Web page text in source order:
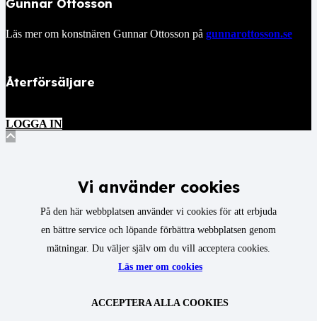
Läs mer om konstnären Gunnar Ottosson på gunnarottosson.se
Återförsäljare
LOGGA IN
Vi använder cookies
På den här webbplatsen använder vi cookies för att erbjuda
en bättre service och löpande förbättra webbplatsen genom
mätningar. Du väljer själv om du vill acceptera cookies.
Läs mer om cookies
ACCEPTERA ALLA COOKIES